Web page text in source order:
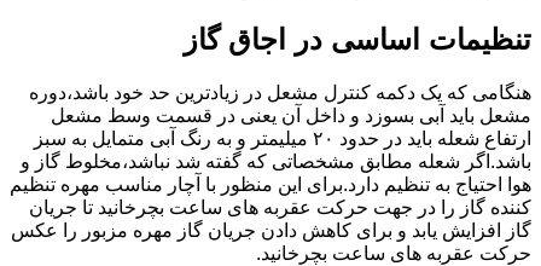
تنظیمات اساسی در اجاق گاز
هنگامی که یک دکمه کنترل مشعل در زیادترین حد خود باشد،دوره
مشعل باید آبی بسوزد و داخل آن یعنی در قسمت وسط مشعل
ارتفاع شعله باید در حدود ۲۰ میلیمتر و به رنگ آبی متمایل به سبز
باشد.اگر شعله مطابق مشخصاتی که گفته شد نباشد،مخلوط گاز و
هوا احتیاج به تنظیم دارد.برای این منظور با آچار مناسب مهره تنظیم
کننده گاز را در جهت حرکت عقربه های ساعت بچرخانید تا جریان
گاز افزایش یابد و برای کاهش دادن جریان گاز مهره مزبور را عکس
حرکت عقربه های ساعت بچرخانید.